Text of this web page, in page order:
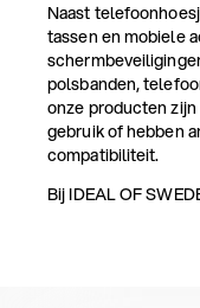
Naast
tassen en mobiele
polsbanden,
onze producten
gebruik of hebben
compatibiliteit.
Bij IDEAL OF